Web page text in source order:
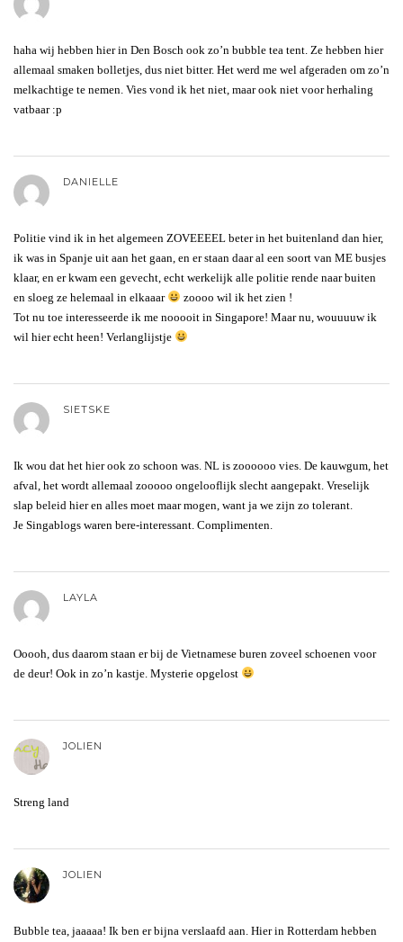
haha wij hebben hier in Den Bosch ook zo’n bubble tea tent. Ze hebben hier
allemaal smaken bolletjes, dus niet bitter. Het werd me wel afgeraden om zo’n
melkachtige te nemen. Vies vond ik het niet, maar ook niet voor herhaling
vatbaar :p
DANIELLE
Politie vind ik in het algemeen ZOVEEEEL beter in het buitenland dan hier,
ik was in Spanje uit aan het gaan, en er staan daar al een soort van ME busjes
klaar, en er kwam een gevecht, echt werkelijk alle politie rende naar buiten
en sloeg ze helemaal in elkaaar
zoooo wil ik het zien !
Tot nu toe interesseerde ik me nooooit in Singapore! Maar nu, wouuuuw ik
wil hier echt heen! Verlanglijstje
SIETSKE
Ik wou dat het hier ook zo schoon was. NL is zoooooo vies. De kauwgum, het
afval, het wordt allemaal zooooo ongelooflijk slecht aangepakt. Vreselijk
slap beleid hier en alles moet maar mogen, want ja we zijn zo tolerant.
Je Singablogs waren bere-interessant. Complimenten.
LAYLA
Ooooh, dus daarom staan er bij de Vietnamese buren zoveel schoenen voor
de deur! Ook in zo’n kastje. Mysterie opgelost
JOLIEN
Streng land
JOLIEN
Bubble tea, jaaaaa! Ik ben er bijna verslaafd aan. Hier in Rotterdam hebben